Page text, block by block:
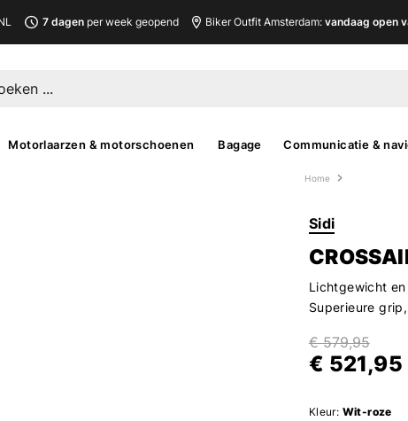
7 dagenper week geopend Biker Outfit Amsterdam: vandaag open
Motorlaarzen & motorschoenen Bagage Communicatie &
Home
Sidi
Lichtgewicht
Superieure
€ 579,95
€ 521,95
Kleur: Wit-roze